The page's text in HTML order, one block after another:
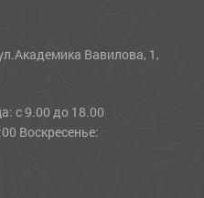
Вавилова, 1,
с 9.00 до 18.00
Воскресенье: